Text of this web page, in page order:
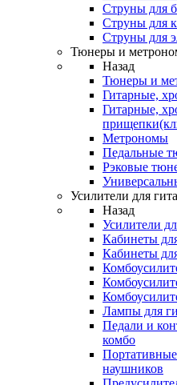
Струны для
Струны для
Струны для
Тюнеры и
Назад
Тюнеры и
Гитарные,
Гитарные,
Метрономы
Педальные
Рэковые
Усилители для
Назад
Усилители
Кабинеты
Кабинеты
Лампы для
Педали и
комбо
наушников